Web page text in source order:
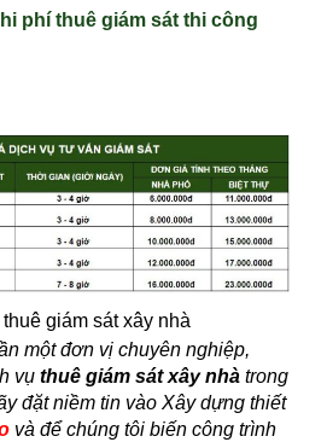
phí thuê giám sát thi công
giám sát xây nhà
một đơn vị chuyên nghiệp,
vụ thuê giám sát xây nhà trong
đặt niềm tin vào Xây dựng thiết
và để chúng tôi biến công trình